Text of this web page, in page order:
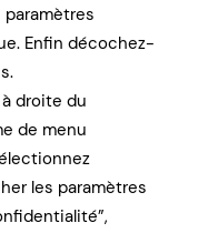
Enfin décochez-
droite du
de menu
les paramètres